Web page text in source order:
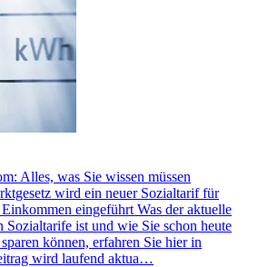
Alles, was Sie wissen müssen
wird ein neuer Sozialtarif für
eingeführt Was der aktuelle
Sozialtarife ist und wie Sie schon heute
können, erfahren Sie hier in
wird laufend aktua…